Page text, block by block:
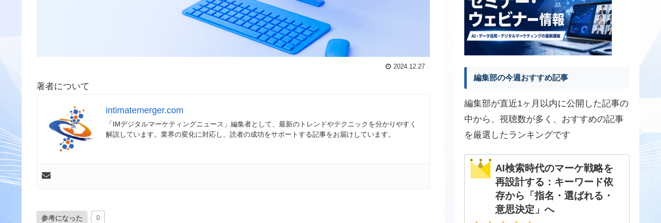
2024.12.27
著者について
intimatemerger.com
「IMデジタルマーケティングニュース」編集者として、最新のトレンドやテクニックを分かりやすく
解説しています。業界の変化に対応し、読者の成功をサポートする記事をお届けしています。
参考になった 0
編集部の今週おすすめ記事
編集部が直近1ヶ月以内に公開した記事の
中から、視聴数が多く、おすすめの記事
を厳選したランキングです
AI検索時代のマーケ戦略を
再設計する：キーワード依
存から「指名・選ばれる・
意思決定」へ